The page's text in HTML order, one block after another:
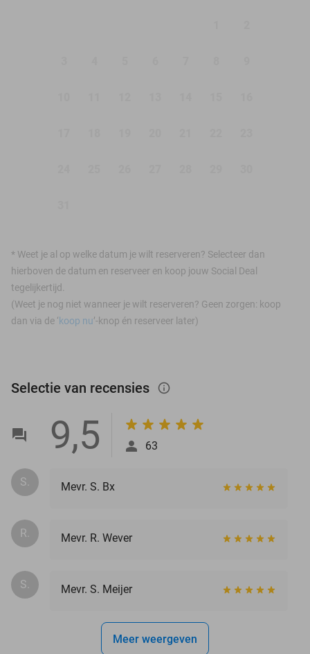
* Weet je al op welke datum je wilt reserveren? Selecteer dan
hierboven de datum en reserveer en koop jouw Social Deal
tegelijkertijd.
(Weet je nog niet wanneer je wilt reserveren? Geen zorgen: koop
dan via de ‘koop nu’-knop én reserveer later)
Selectie van recensies info_outlined
9,5 63
S. Mevr. S. Bx
R. Mevr. R. Wever
S. Mevr. S. Meijer
Meer weergeven